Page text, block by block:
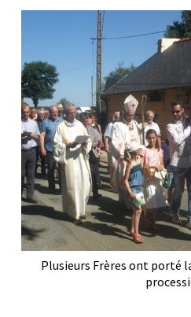
Plusieurs Frères ont porté